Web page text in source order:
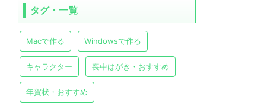
タグ・一覧
Macで作る Windowsで作る
キャラクター 喪中はがき・おすすめ
年賀状・おすすめ